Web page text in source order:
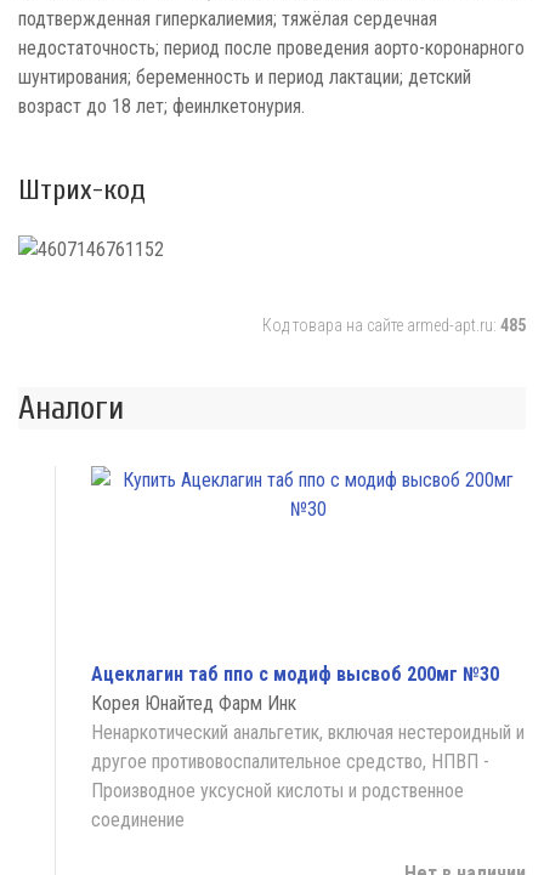
подтвержденная гиперкалиемия; тяжёлая сердечная
недостаточность; период после проведения аорто-коронарного
шунтирования; беременность и период лактации; детский
возраст до 18 лет; феинлкетонурия.
Штрих-код
Код товара на сайте armed-apt.ru: 485
Аналоги
Ацеклагин таб ппо с модиф высвоб 200мг №30
Корея Юнайтед Фарм Инк
Ненаркотический анальгетик, включая нестероидный и
другое противовоспалительное средство, НПВП -
Производное уксусной кислоты и родственное
соединение